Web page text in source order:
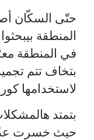
حتّى السكّان
المنطقة
في المنطقة
بتخاف تتم
لاستخدامها
بتمتد
حيث خسرت